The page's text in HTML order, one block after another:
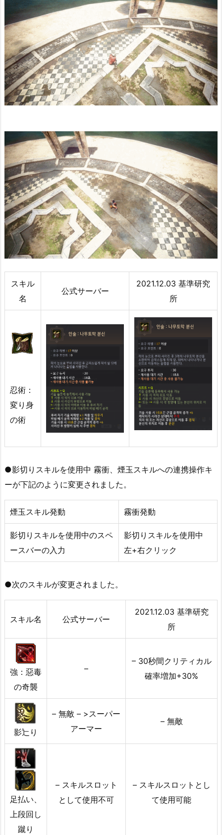
スキル
名
公式サーバー
2021.12.03 基準研究
所
忍術：
変り身
の術
●影切りスキルを使用中 霧衝、煙玉スキルへの連携操作キ
ーが下記のように変更されました。
煙玉スキル発動 霧衝発動
影切りスキルを使用中のスペ
ースバーの入力
影切りスキルを使用中
左+右クリック
●次のスキルが変更されました。
スキル名 公式サーバー
2021.12.03 基準研究
所
強：惡毒
の奇襲
–
– 30秒間クリティカル
確率増加+30%
影辷り
– 無敵 – >スーパー
アーマー
– 無敵
足払い、
上段回し
蹴り
– スキルスロット
として使用不可
– スキルスロットとし
て使用可能